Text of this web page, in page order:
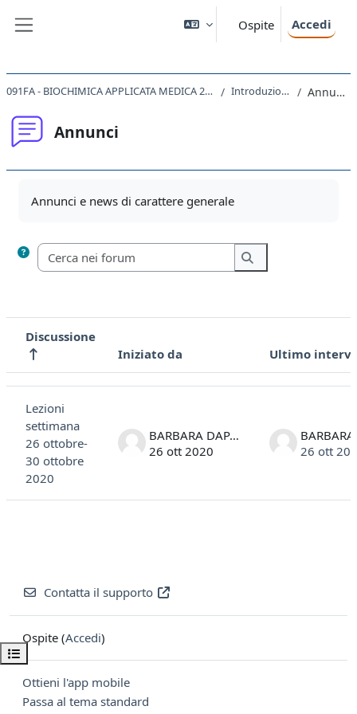
Ospite Accedi
Apri indice del corso
091FA - BIOCHIMICA APPLICATA MEDICA 2020 Introduzione Annunci
Annunci
Annunci e news di carattere generale
Cerca nei forum
Cerca nei forum
Stato
Discussione
Iniziato da
Ultimo
Lezioni
settimana
26 ottobre-
30 ottobre
2020
BARBARA DAPAS
26 ott 2020
26 ott
Contatta il supporto
Ospite (Accedi)
Ottieni l'app mobile
Passa al tema standard